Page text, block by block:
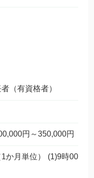
（有資格者）
円～350,000円
か月単位） (1)9時00